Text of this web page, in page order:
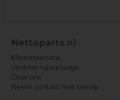
Nettoparts.nl
Klantenservice
Vind het typeplaatje
Over ons
Neem contact met ons op